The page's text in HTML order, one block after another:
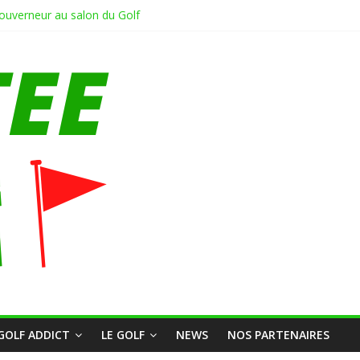
au salon du Golf
le Coach partie 2/Fin
ADDICT LE GOLF NEWS NOS PARTENAIRES